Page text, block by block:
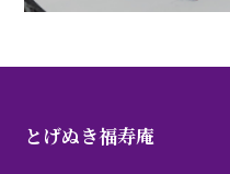
とげぬき福寿庵